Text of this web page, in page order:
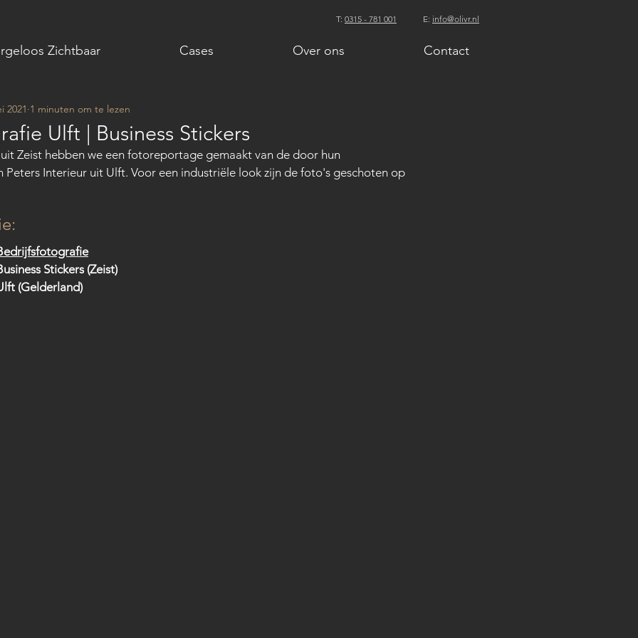
T: 0315 - 781 001 E: info@olivr.nl
Zichtbaar Cases Over ons Contact
Ulft | Business Stickers
2021 1 minuten om te lezen
uit Zeist hebben we een fotoreportage gemaakt van de door hun
Peters Interieur uit Ulft. Voor een industriële look zijn de foto's geschoten op
Stickers (Zeist)
(Gelderland)